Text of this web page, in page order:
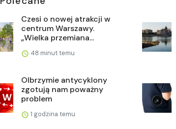
Czesi o nowej atrakcji w
centrum Warszawy.
„Wielka przemiana...
48 minut temu
Olbrzymie antycyklony
zgotują nam poważny
problem
1 godzina temu